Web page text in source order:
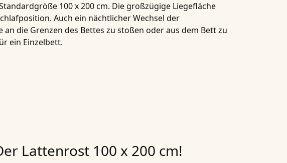
100 x 200 cm. Die großzügige Liegefläche
Auch ein nächtlicher Wechsel der
die Grenzen des Bettes zu stoßen oder aus dem Bett zu
ein Einzelbett.
Lattenrost 100 x 200 cm!